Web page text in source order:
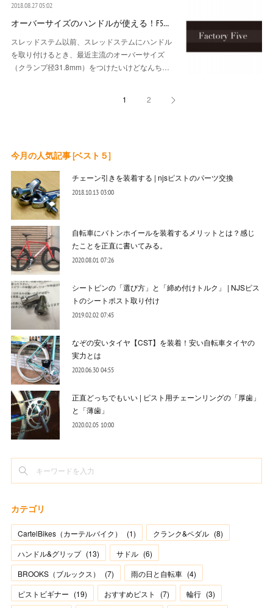
2018.08.27 05:02
オーバーサイズのハンドルが使える！F5…
スレッドステム以前、スレッドステムにハンドル
を取り付けるとき、最近主流のオーバーサイズ
（クランプ径31.8mm）をつけたいけどなんち…
1 2
今月の人気記事 [ベスト５]
チェーン引きを装着する | njsピストのパーツ交換
2018.10.13 03:00
自転車にバトンホイールを装着するメリットとは？感じ
たことを正直に書いてみる。
2020.08.01 07:26
シートピンの「選び方」と「締め付けトルク」 | NJSピス
トのシートポスト取り付け
2019.02.02 07:45
なぞの安いタイヤ【CST】を装着！安い自転車タイヤの
実力とは
2020.06.30 04:55
正直どっちでもいい | ピスト用チェーンリングの「厚歯」
と「薄歯」
2020.02.05 10:00
カテゴリ
CartelBikes（カーテルバイク） (1) クランク&ペダル (8)
ハンドル&グリップ (13) サドル (6)
BROOKS（ブルックス）
(7) 雨の日と自転車 (4)
ピストビギナー (19) おすすめピスト (7) 輪行 (3)